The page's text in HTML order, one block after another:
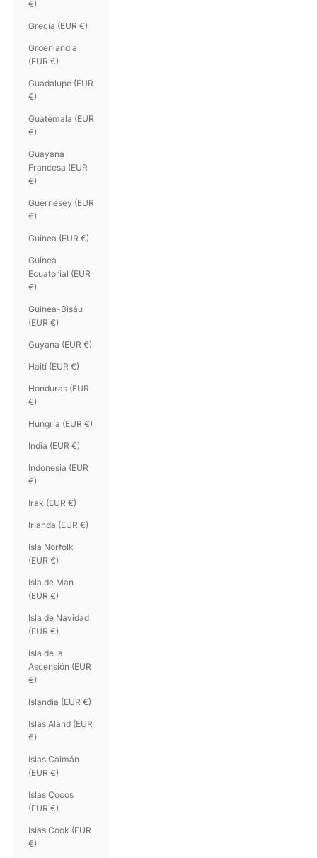
€)
Grecia (EUR €)
Groenlandia
(EUR €)
Guadalupe (EUR
€)
Guatemala (EUR
€)
Guayana
Francesa (EUR
€)
Guernesey (EUR
€)
Guinea (EUR €)
Guinea
Ecuatorial (EUR
€)
Guinea-Bisáu
(EUR €)
Guyana (EUR €)
Haití (EUR €)
Honduras (EUR
€)
Hungría (EUR €)
India (EUR €)
Indonesia (EUR
€)
Irak (EUR €)
Irlanda (EUR €)
Isla Norfolk
(EUR €)
Isla de Man
(EUR €)
Isla de Navidad
(EUR €)
Isla de la
Ascensión (EUR
€)
Islandia (EUR €)
Islas Aland (EUR
€)
Islas Caimán
(EUR €)
Islas Cocos
(EUR €)
Islas Cook (EUR
€)